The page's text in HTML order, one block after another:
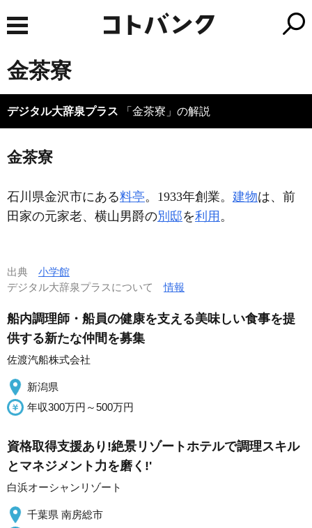
金茶寮
デジタル大辞泉プラス 「金茶寮」の解説
金茶寮
石川県金沢市にある料亭。1933年創業。 建物は、前
田家の元家老、横山男爵の別邸を利用 。
出典 小学館
デジタル大辞泉プラスについて情報
船内調理師・船員の健康を支える美味しい食事を提
供する新たな仲間を募集
佐渡汽船株式会社
新潟県
年収300万円～500万円
資格取得支援あり!絶景リゾートホテルで調理スキル
とマネジメント力を磨く!'
白浜オーシャンリゾート
千葉県 南房総市